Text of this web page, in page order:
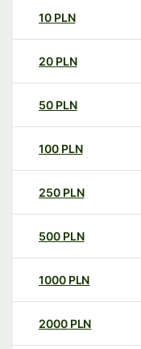
10 PLN
20 PLN
50 PLN
100 PLN
250 PLN
500 PLN
1000 PLN
2000 PLN